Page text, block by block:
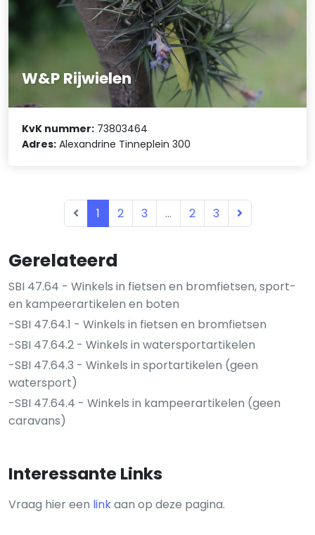
Gerelateerd
SBI 47.64 - Winkels in fietsen en bromfietsen, sport-
en kampeerartikelen en boten
-SBI 47.64.1 - Winkels in fietsen en bromfietsen
-SBI 47.64.2 - Winkels in watersportartikelen
-SBI 47.64.3 - Winkels in sportartikelen (geen
watersport)
-SBI 47.64.4 - Winkels in kampeerartikelen (geen
caravans)
Interessante Links
Vraag hier een linkaan op deze pagina.
W&P Rijwielen
KvK nummer: 73803464
Adres: Alexandrine Tinneplein 300
1 2 3 ... 2 3